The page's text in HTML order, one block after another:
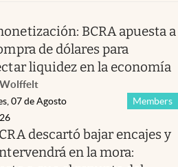
BCRA apuesta a
de dólares para
liquidez en la economía
Members
07 de Agosto
descartó bajar encajes y
en la mora: